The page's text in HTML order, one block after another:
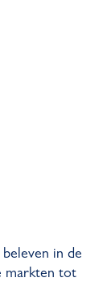
in de
markten tot